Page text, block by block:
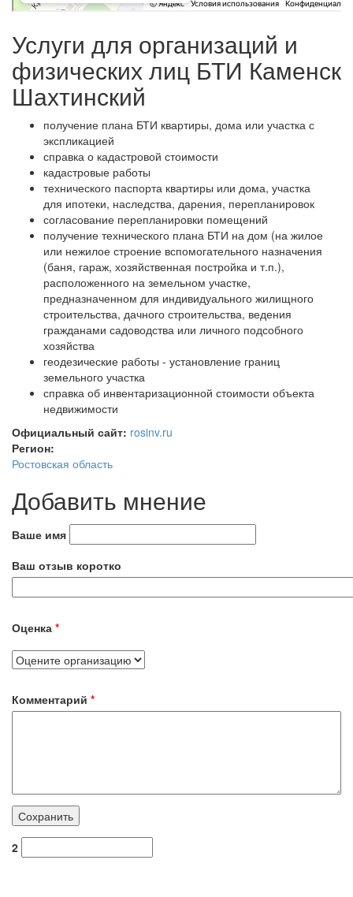
Услуги для организаций и
физических лиц БТИ Каменск
Шахтинский
получение плана БТИ квартиры, дома или участка с
экспликацией
справка о кадастровой стоимости
кадастровые работы
технического паспорта квартиры или дома, участка
для ипотеки, наследства, дарения, перепланировок
согласование перепланировки помещений
получение технического плана БТИ на дом (на жилое
или нежилое строение вспомогательного назначения
(баня, гараж, хозяйственная постройка и т.п.),
расположенного на земельном участке,
предназначенном для индивидуального жилищного
строительства, дачного строительства, ведения
гражданами садоводства или личного подсобного
хозяйства
геодезические работы - установление границ
земельного участка
справка об инвентаризационной стоимости объекта
недвижимости
Официальный сайт: rosinv.ru
Регион:
Ростовская область
Добавить мнение
Ваше имя
Ваш отзыв коротко
Оценка *
Комментарий *
2